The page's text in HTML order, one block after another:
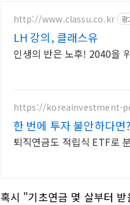
http://www.classu.co.kr 광
LH 강의, 클래스유
https://koreainvestment-
한 번에 투자 불안하다
퇴직연금도 적립식 ETF로
혹시 "기초연금 몇 살부터